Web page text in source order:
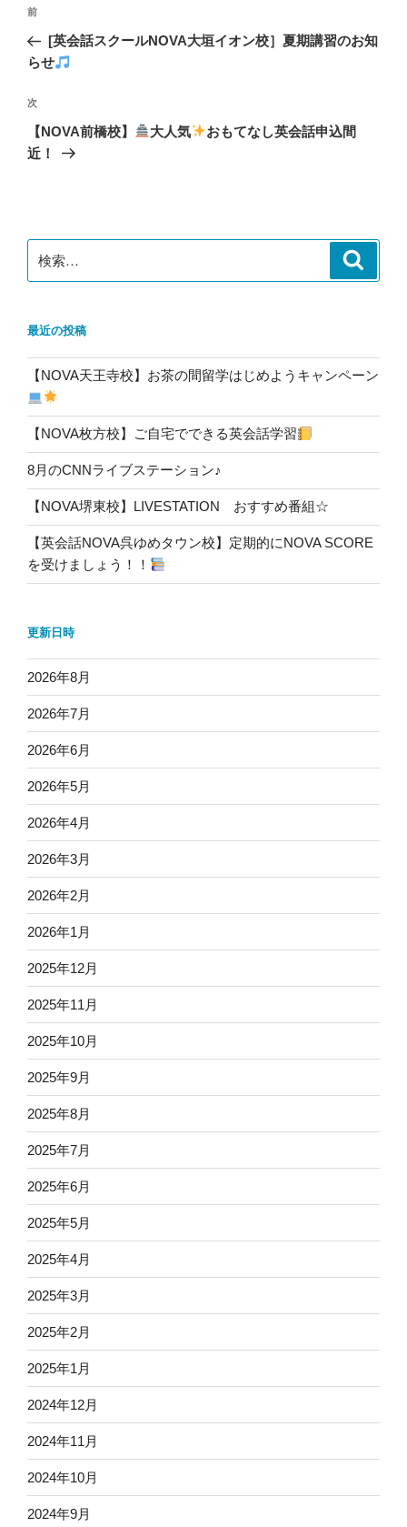
ナ
ゲ
ー
シ
前
の
投
前
[英会話スクールNOVA大垣イオン校］夏期講習のお知
らせ
次
の
投
次
【NOVA前橋校】 大人気
おもてなし英会話申込間
近！
索:
最近の投稿
【NOVA天王寺校】お茶の間留学はじめようキャンペーン
【NOVA枚方校】ご自宅でできる英会話学習
8月のCNNライブステーション♪
【NOVA堺東校】LIVESTATION おすすめ番組☆
【英会話NOVA呉ゆめタウン校】定期的にNOVA SCORE
を受けましょう！！
更新日時
2026年8月
2026年7月
2026年6月
2026年5月
2026年4月
2026年3月
2026年2月
2026年1月
2025年12月
2025年11月
2025年10月
2025年9月
2025年8月
2025年7月
2025年6月
2025年5月
2025年4月
2025年3月
2025年2月
2025年1月
2024年12月
2024年11月
2024年10月
2024年9月